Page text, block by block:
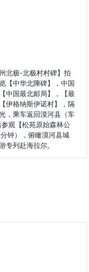
北极-北极村村碑】拍
【中华北陲碑】，中国
中国最北邮局】，【最
伊格纳斯伊诺村】，隔
，乘车返回漠河县（车
观【松苑原始森林公
钟），俯瞰漠河县城
专列赴海拉尔。